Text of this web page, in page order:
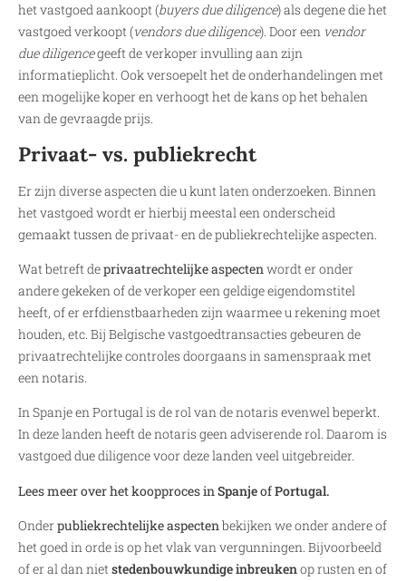
het vastgoed aankoopt (buyers due diligence) als degene die het
vastgoed verkoopt (vendors due diligence). Door een vendor
due diligencegeeft de verkoper invulling aan zijn
informatieplicht. Ook versoepelt het de onderhandelingen met
een mogelijke koper en verhoogt het de kans op het behalen
van de gevraagde prijs.
Privaat- vs. publiekrecht
Er zijn diverse aspecten die u kunt laten onderzoeken. Binnen
het vastgoed wordt er hierbij meestal een onderscheid
gemaakt tussen de privaat- en de publiekrechtelijke aspecten.
Wat betreft deprivaatrechtelijke aspectenwordt er onder
andere gekeken of de verkoper een geldige eigendomstitel
heeft, of er erfdienstbaarheden zijn waarmee u rekening moet
houden, etc. Bij Belgische vastgoedtransacties gebeuren de
privaatrechtelijke controles doorgaans in samenspraak met
een notaris.
In Spanje en Portugal is de rol van de notaris evenwel beperkt.
In deze landen heeft de notaris geen adviserende rol. Daarom is
vastgoed due diligence voor deze landen veel uitgebreider.
Lees meer over het koopproces in SpanjeofPortugal.
Onderpubliekrechtelijke aspectenbekijken we onder andere of
het goed in orde is op het vlak van vergunningen. Bijvoorbeeld
of er al dan nietstedenbouwkundige inbreukenop rusten en of